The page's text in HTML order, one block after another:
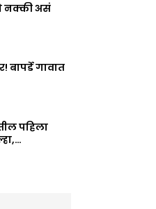
नक्की असं
बापर्डे गावात
पहिला